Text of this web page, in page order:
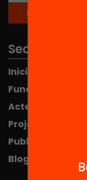
Seccions
Inici
Fundació
Actes
Projectes
Publicacions i
Blog